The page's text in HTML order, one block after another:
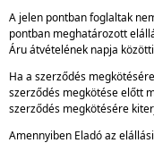
A jelen pontban foglaltak
pontban meghatározott
Áru átvételének napja
Ha a szerződés
szerződés megkötése előtt
szerződés megkötésére
Amennyiben Eladó az